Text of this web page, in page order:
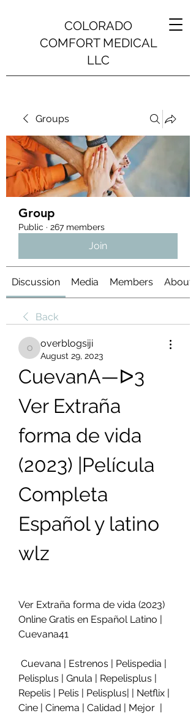
COLORADO
COMFORT MEDICAL
LLC
Groups
Group
Public · 267 members
Join
Discussion Media Members About
Back
overblogsiji
overblogsiji
August 29, 2023
CuevanA—ᐅ3
Ver Extraña
forma de vida
(2023) |Película
Completa
Español y latino
wlz
Ver Extraña forma de vida (2023)
Online Gratis en Español Latino |
Cuevana41
Pelisplus | Gnula | Repelisplus |
Repelis | Pelis | Pelisplus| | Netflix |
Cine | Cinema | Calidad | Mejor  |